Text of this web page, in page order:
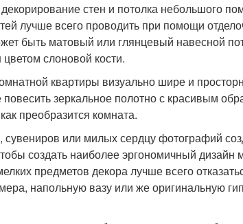
стен и потолка небольшого
лучше всего проводить при помощи
быть матовый или глянцевый навесной
слоновой кости.
квартиры визуально шире и
зеркальное полотно с красивым
преобразится комната.
или милых сердцу фотографий
создать наиболее эргономичный дизайн
предметов декора лучше всего
напольную вазу или же оригинальную